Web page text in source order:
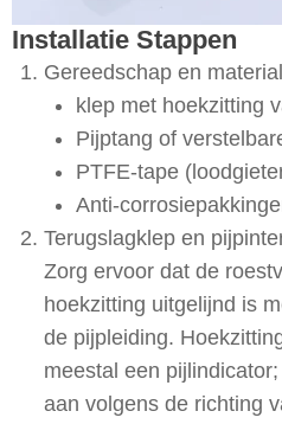
Installatie Stappen
Gereedschap en
klep met hoekzitting
Pijptang of
PTFE-tape
Anti-
Terugslagklep en
Zorg ervoor dat de
hoekzitting uitgelijnd is
de pijpleiding.
meestal een
aan volgens de richting